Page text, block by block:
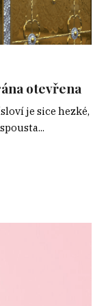
otevřena
je sice hezké,